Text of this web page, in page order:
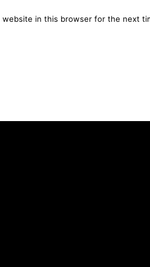
website in this browser for the next